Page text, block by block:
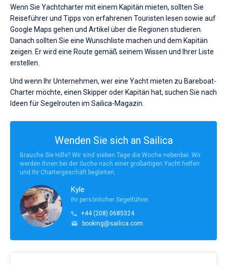
Wenn Sie Yachtcharter mit einem Kapitän mieten, sollten Sie
Reiseführer und Tipps von erfahrenen Touristen lesen sowie auf
Google Maps gehen und Artikel über die Regionen studieren.
Danach sollten Sie eine Wunschliste machen und dem Kapitän
zeigen. Er wird eine Route gemäß seinem Wissen und Ihrer Liste
erstellen.
Und wenn Ihr Unternehmen, wer eine Yacht mieten zu Bareboat-
Charter möchte, einen Skipper oder Kapitän hat, suchen Sie nach
Ideen für Segelrouten im Sailica-Magazin.
Wenden Sie sich an Sailica
Brauche Sie Hilfe? Wir sind sieben Tage die Woche nebenbei. Wir
werden Ihnen bei der Suche nach einer großartigen Yacht helfen
und Ihr Chartergeschäft begleiten.
Kyle
Ihr persönlicher Segelführer
+44 (208) 0685324
booking@sailica.com